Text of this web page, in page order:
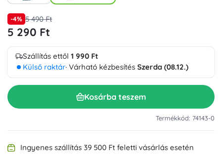
-4% 5 490 Ft
5 290 Ft
Szállítás ettől 1 990 Ft
Külső raktár· Várható kézbesítés Szerda (08.12.)
Kosárba teszem
Termékkód: 74143-0
Ingyenes szállítás 39 500 Ft feletti vásárlás esetén